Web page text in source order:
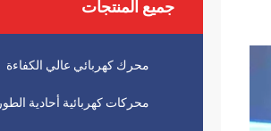
جميع المنتجات
محرك كهربائي عالي الكفاءة
محركات كهربائية أحادية الطور